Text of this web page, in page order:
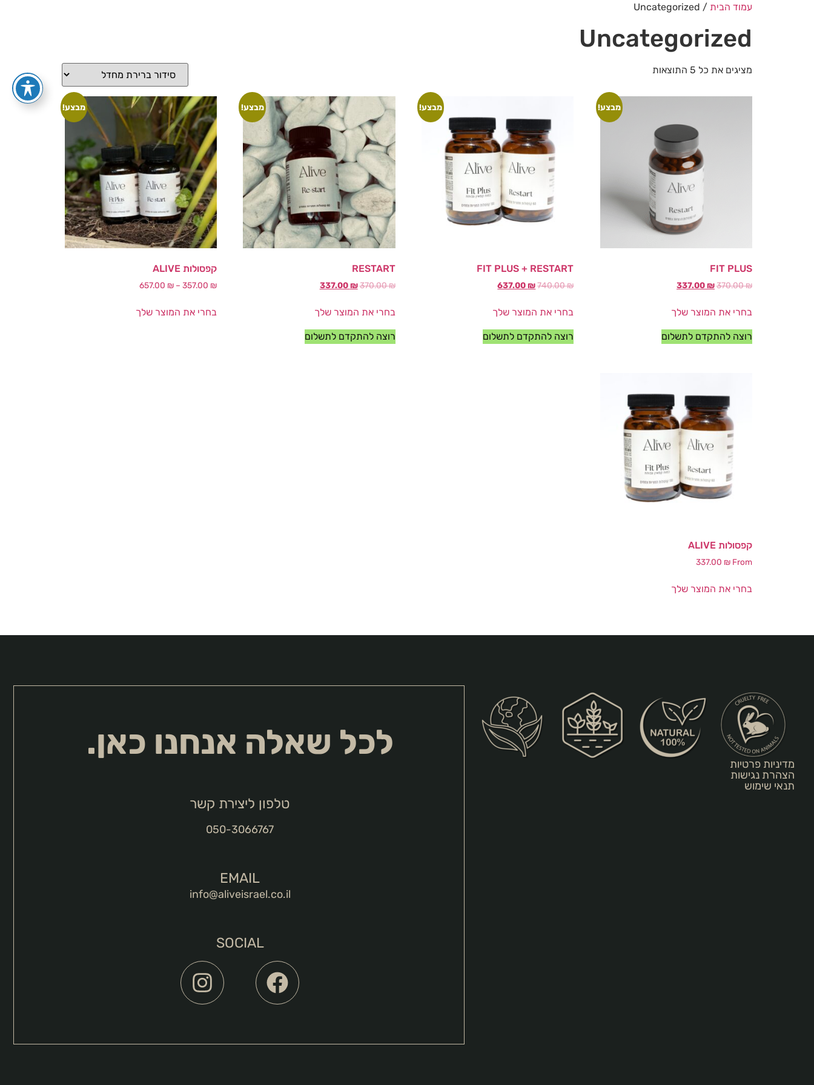
עמוד הבית / Uncategorized
Uncategorized
מציגים את כל ⁦5⁩ התוצאות
מבצע!
FIT PLUS
370.00₪
337.00₪
בחרי את המוצר שלך
רוצה להתקדם לתשלום
מבצע!
FIT PLUS + RESTART
740.00₪
637.00₪
בחרי את המוצר שלך
רוצה להתקדם לתשלום
מבצע!
RESTART
370.00₪
337.00₪
בחרי את המוצר שלך
רוצה להתקדם לתשלום
מבצע!
קפסולות ALIVE
357.00 ₪
–
657.00 ₪
בחרי את המוצר שלך
קפסולות ALIVE
From
337.00 ₪
בחרי את המוצר שלך
מדיניות פרטיות
הצהרת נגישות
תנאי שימוש
לכל שאלה אנחנו כאן.
טלפון ליצירת קשר
050-3066767
EMAIL
info@aliveisrael.co.il
SOCIAL